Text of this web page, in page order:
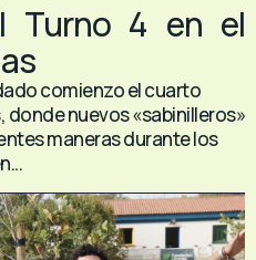
Turno 4 en el
comienzo el cuarto
donde nuevos «sabinilleros»
maneras durante los